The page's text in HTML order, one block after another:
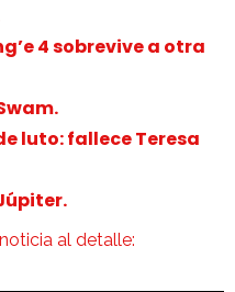
4 sobrevive a otra
luto: fallece Teresa
al detalle: